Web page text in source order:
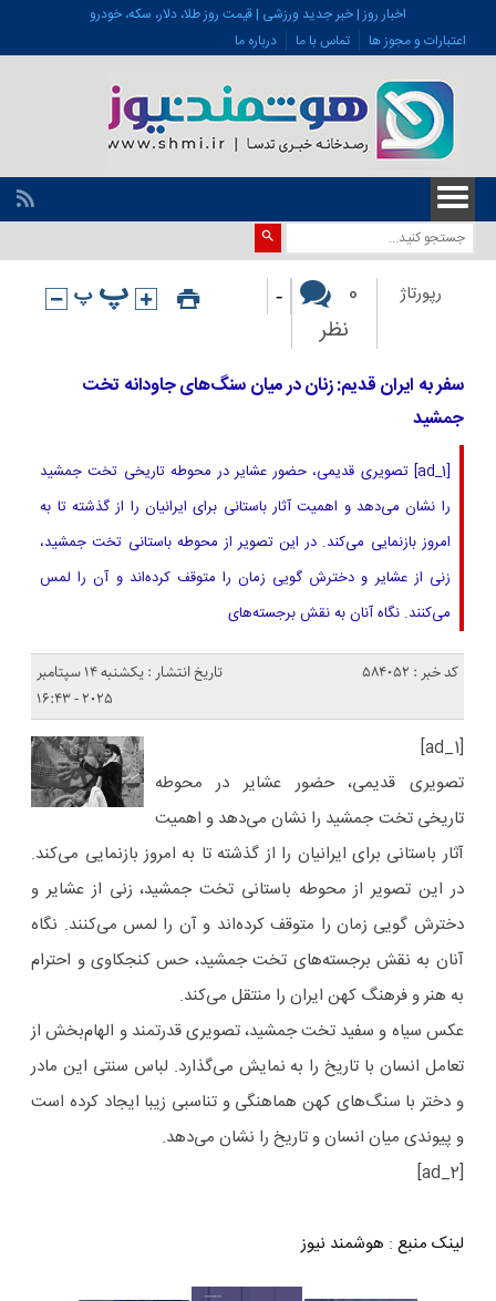
اخبار روز | خبر جدید ورزشی | قیمت روز طلا، دلار، سکه، خودرو
اعتبارات و مجوز ها
تماس با ما درباره ما
رپورتاژ
0
نظر
-
سفر به ایران قدیم: زنان در میان سنگ‌های جاودانه تخت
جمشید
[ad_1] تصویری قدیمی، حضور عشایر در محوطه تاریخی تخت جمشید
را نشان می‌دهد و اهمیت آثار باستانی برای ایرانیان را از گذشته تا به
امروز بازنمایی می‌کند. در این تصویر از محوطه باستانی تخت جمشید،
زنی از عشایر و دخترش گویی زمان را متوقف کرده‌اند و آن را لمس
می‌کنند. نگاه آنان به نقش برجسته‌های
کد خبر : 584052
تاریخ انتشار : یکشنبه 14 سپتامبر
2025 - 16:43
[ad_1]
تصویری قدیمی، حضور عشایر در محوطه
تاریخی تخت جمشید را نشان می‌دهد و اهمیت
آثار باستانی برای ایرانیان را از گذشته تا به امروز بازنمایی می‌کند.
در این تصویر از محوطه باستانی تخت جمشید، زنی از عشایر و
دخترش گویی زمان را متوقف کرده‌اند و آن را لمس می‌کنند. نگاه
آنان به نقش برجسته‌های تخت جمشید، حس کنجکاوی و احترام
به هنر و فرهنگ کهن ایران را منتقل می‌کند.
عکس سیاه و سفید تخت جمشید، تصویری قدرتمند و الهام‌بخش از
تعامل انسان با تاریخ را به نمایش می‌گذارد. لباس سنتی این مادر
و دختر با سنگ‌های کهن هماهنگی و تناسبی زیبا ایجاد کرده است
و پیوندی میان انسان و تاریخ را نشان می‌دهد.
[ad_2]
لینک منبع : هوشمند نیوز